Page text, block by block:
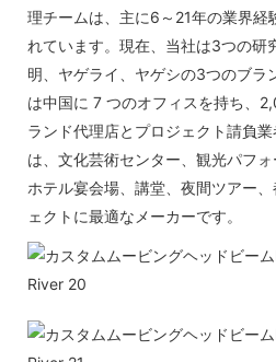
理チームは、主に6～21年の業界経
れています。現在、当社は3つの研
明、ヤゲライ、ヤゲシの3つのブラ
は中国に 7 つのオフィスを持ち、
ランド代理店とプロジェクト請負
は、文化芸術センター、観光パフォ
ホテル宴会場、講堂、夜間ツアー
ェクトに最適なメーカーです。